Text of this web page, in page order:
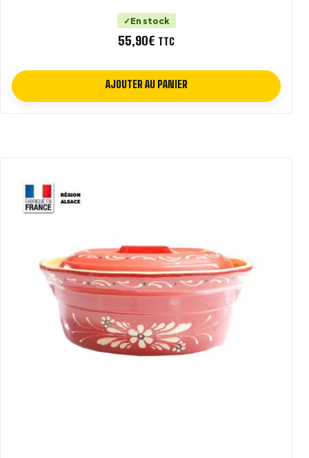
En stock
55,90€ TTC
AJOUTER AU PANIER